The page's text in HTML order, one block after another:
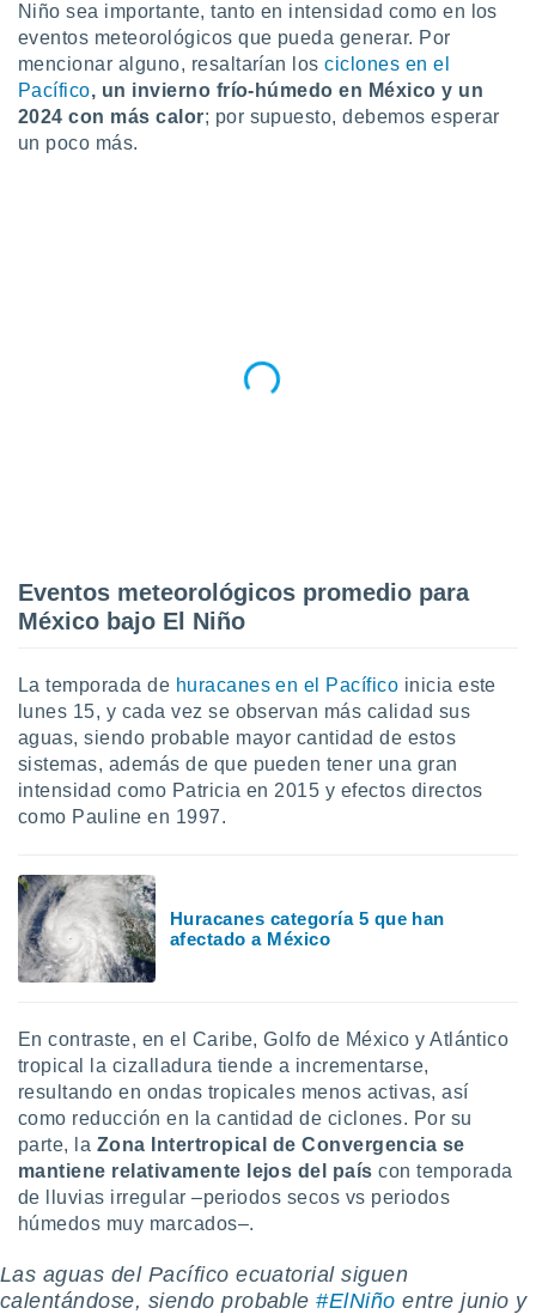
Niño sea importante, tanto en intensidad como en los
eventos meteorológicos que pueda generar. Por
mencionar alguno, resaltarían losciclones en el
Pacífico, un invierno frío-húmedo en México y un
2024 con más calor; por supuesto, debemos esperar
un poco más.
Eventos meteorológicos promedio para
México bajo El Niño
La temporada de huracanes en el Pacífico inicia este
lunes 15, y cada vez se observan más calidad sus
aguas, siendo probable mayor cantidad de estos
sistemas, además de que pueden tener una gran
intensidad como Patricia en 2015 y efectos directos
como Pauline en 1997.
Huracanes categoría 5 que han
afectado a México
En contraste, en el Caribe, Golfo de México y Atlántico
tropical la cizalladura tiende a incrementarse,
resultando en ondas tropicales menos activas, así
como reducción en la cantidad de ciclones. Por su
parte, la Zona Intertropical de Convergencia se
mantiene relativamente lejos del paíscon temporada
de lluvias irregular –periodos secos vs periodos
húmedos muy marcados–.
Las aguas del Pacífico ecuatorial siguen
calentándose, siendo probable#ElNiño entre junio y